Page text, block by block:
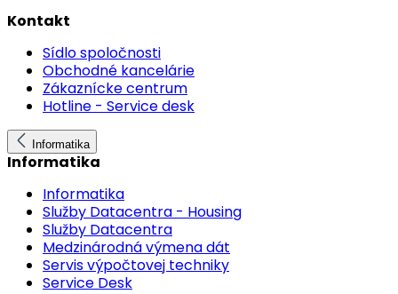
Kontakt
Sídlo spoločnosti
Obchodné kancelárie
Zákaznícke centrum
Hotline - Service desk
Informatika
Informatika
Informatika
Služby Datacentra - Housing
Služby Datacentra
Medzinárodná výmena dát
Servis výpočtovej techniky
Service Desk